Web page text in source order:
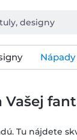
Vašej
Tu nájdete